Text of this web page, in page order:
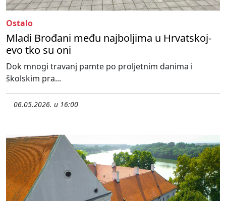
Ostalo
Mladi Brođani među najboljima u Hrvatskoj-
evo tko su oni
Dok mnogi travanj pamte po proljetnim danima i
školskim pra...
06.05.2026. u 16:00